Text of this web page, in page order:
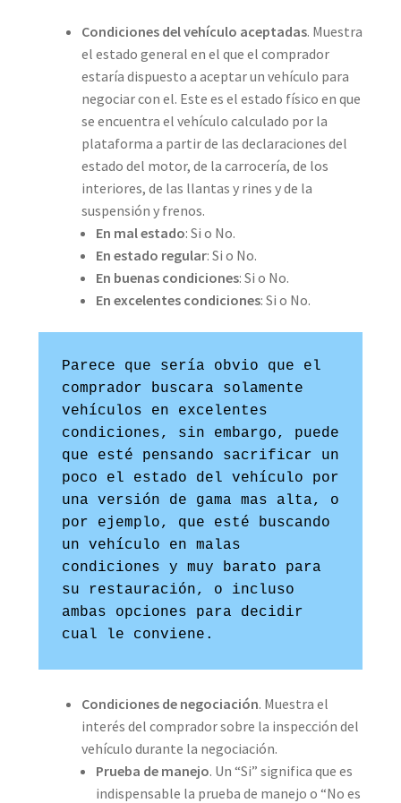
Condiciones del vehículo aceptadas. Muestra
el estado general en el que el comprador
estaría dispuesto a aceptar un vehículo para
negociar con el. Este es el estado físico en que
se encuentra el vehículo calculado por la
plataforma a partir de las declaraciones del
estado del motor, de la carrocería, de los
interiores, de las llantas y rines y de la
suspensión y frenos.
En mal estado: Si o No.
En estado regular: Si o No.
En buenas condiciones: Si o No.
En excelentes condiciones: Si o No.
Parece que sería obvio que el
comprador buscara solamente
vehículos en excelentes
condiciones, sin embargo, puede
que esté pensando sacrificar un
poco el estado del vehículo por
una versión de gama mas alta, o
por ejemplo, que esté buscando
un vehículo en malas
condiciones y muy barato para
su restauración, o incluso
ambas opciones para decidir
cual le conviene.
Condiciones de negociación. Muestra el
interés del comprador sobre la inspección del
vehículo durante la negociación.
Prueba de manejo. Un “Si” significa que es
indispensable la prueba de manejo o “No es